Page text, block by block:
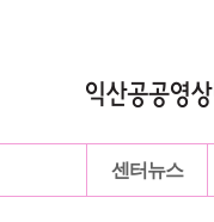
센터뉴스